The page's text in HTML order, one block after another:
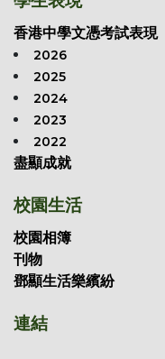
香港中學文憑考試表現
2026
2025
2024
2023
2022
盡顯成就
校園生活
校園相簿
刊物
鄧顯生活樂繽紛
連結